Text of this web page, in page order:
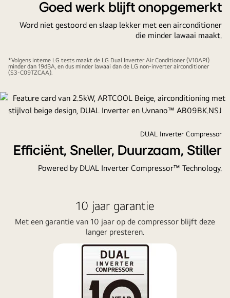
Goed werk blijft onopgemerkt
Word niet gestoord en slaap lekker met een airconditioner
die minder lawaai maakt.
*Volgens interne LG tests maakt de LG Dual Inverter Air Conditioner (V10API)
minder dan 19dBA, en dus minder lawaai dan de LG non-inverter airconditioner
(S3-C09TZCAA).
DUAL Inverter Compressor
Efficiënt, Sneller, Duurzaam, Stiller
Powered by DUAL Inverter Compressor™ Technology.
10 jaar garantie
Met een garantie van 10 jaar op de compressor blijft deze
langer presteren.